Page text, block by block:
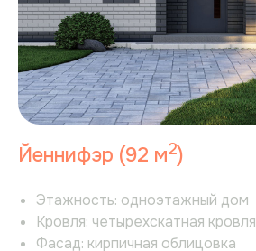
Йеннифэр (92 м2)
Этажность: одноэтажный дом
Кровля: четырехскатная кровля
Фасад: кирпичная облицовка